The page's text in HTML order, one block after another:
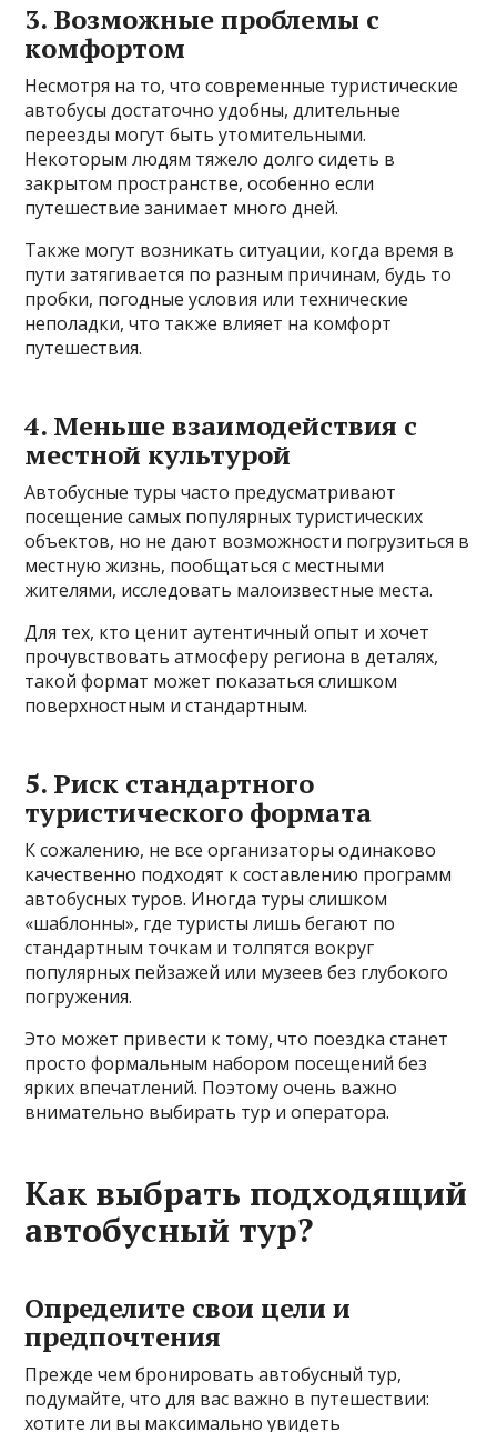
3. Возможные проблемы с
комфортом
Несмотря на то, что современные туристические
автобусы достаточно удобны, длительные
переезды могут быть утомительными.
Некоторым людям тяжело долго сидеть в
закрытом пространстве, особенно если
путешествие занимает много дней.
Также могут возникать ситуации, когда время в
пути затягивается по разным причинам, будь то
пробки, погодные условия или технические
неполадки, что также влияет на комфорт
путешествия.
4. Меньше взаимодействия с
местной культурой
Автобусные туры часто предусматривают
посещение самых популярных туристических
объектов, но не дают возможности погрузиться в
местную жизнь, пообщаться с местными
жителями, исследовать малоизвестные места.
Для тех, кто ценит аутентичный опыт и хочет
прочувствовать атмосферу региона в деталях,
такой формат может показаться слишком
поверхностным и стандартным.
5. Риск стандартного
туристического формата
К сожалению, не все организаторы одинаково
качественно подходят к составлению программ
автобусных туров. Иногда туры слишком
«шаблонны», где туристы лишь бегают по
стандартным точкам и толпятся вокруг
популярных пейзажей или музеев без глубокого
погружения.
Это может привести к тому, что поездка станет
просто формальным набором посещений без
ярких впечатлений. Поэтому очень важно
внимательно выбирать тур и оператора.
Как выбрать подходящий
автобусный тур?
Определите свои цели и
предпочтения
Прежде чем бронировать автобусный тур,
подумайте, что для вас важно в путешествии:
хотите ли вы максимально увидеть